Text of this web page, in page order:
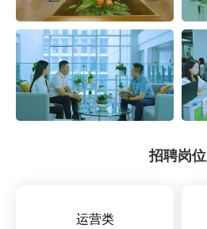
招聘岗位
运营类